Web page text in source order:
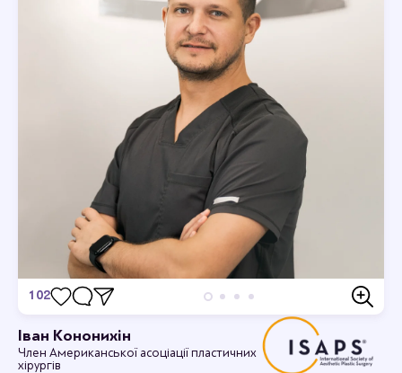
Іван Кононихін
Член Американської асоціації пластичних
хірургів
102
Станьте першим хто залишить відгук.